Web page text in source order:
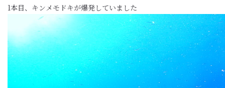
1本目、キンメモドキが爆発していました